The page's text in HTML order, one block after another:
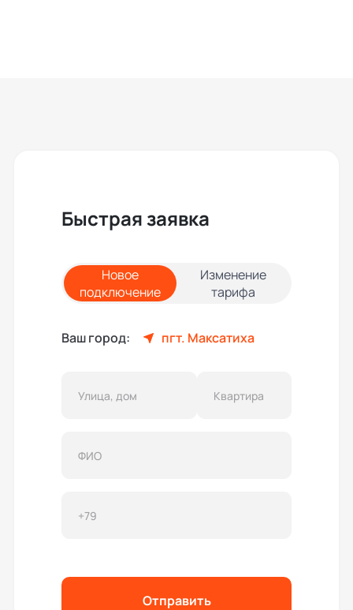
Быстрая заявка
Новое
подключение
Изменение
тарифа
Ваш город: пгт. Максатиха
Отправить